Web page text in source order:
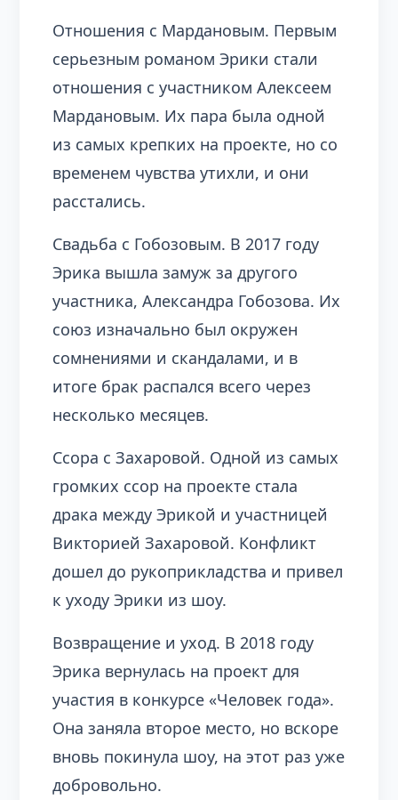
Отношения с Мардановым. Первым
серьезным романом Эрики стали
отношения с участником Алексеем
Мардановым. Их пара была одной
из самых крепких на проекте, но со
временем чувства утихли, и они
расстались.
Свадьба с Гобозовым. В 2017 году
Эрика вышла замуж за другого
участника, Александра Гобозова. Их
союз изначально был окружен
сомнениями и скандалами, и в
итоге брак распался всего через
несколько месяцев.
Ссора с Захаровой. Одной из самых
громких ссор на проекте стала
драка между Эрикой и участницей
Викторией Захаровой. Конфликт
дошел до рукоприкладства и привел
к уходу Эрики из шоу.
Возвращение и уход. В 2018 году
Эрика вернулась на проект для
участия в конкурсе «Человек года».
Она заняла второе место, но вскоре
вновь покинула шоу, на этот раз уже
добровольно.